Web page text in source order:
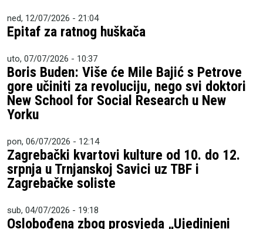
ned, 12/07/2026 - 21:04
Epitaf za ratnog huškača
uto, 07/07/2026 - 10:37
Boris Buden: Više će Mile Bajić s Petrove
gore učiniti za revoluciju, nego svi doktori
New School for Social Research u New
Yorku
pon, 06/07/2026 - 12:14
Zagrebački kvartovi kulture od 10. do 12.
srpnja u Trnjanskoj Savici uz TBF i
Zagrebačke soliste
sub, 04/07/2026 - 19:18
Oslobođena zbog prosvjeda „Ujedinjeni